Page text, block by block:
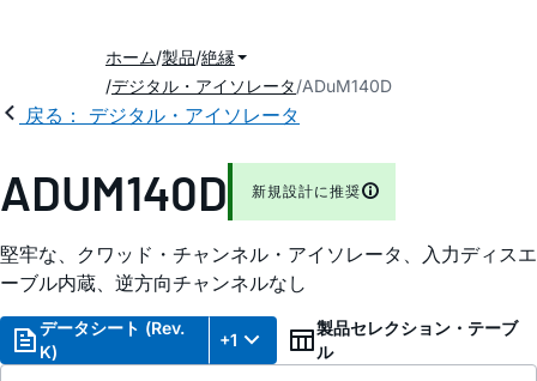
ホーム 製品 絶縁
デジタル・アイソレータ ADuM140D
戻る： デジタル・アイソレータ
ADUM140D 新規設計に推奨
堅牢な、クワッド・チャンネル・アイソレータ、入力ディスエ
ーブル内蔵、逆方向チャンネルなし
データシート (Rev.
K)
+1
製品セレクション・テーブ
ル